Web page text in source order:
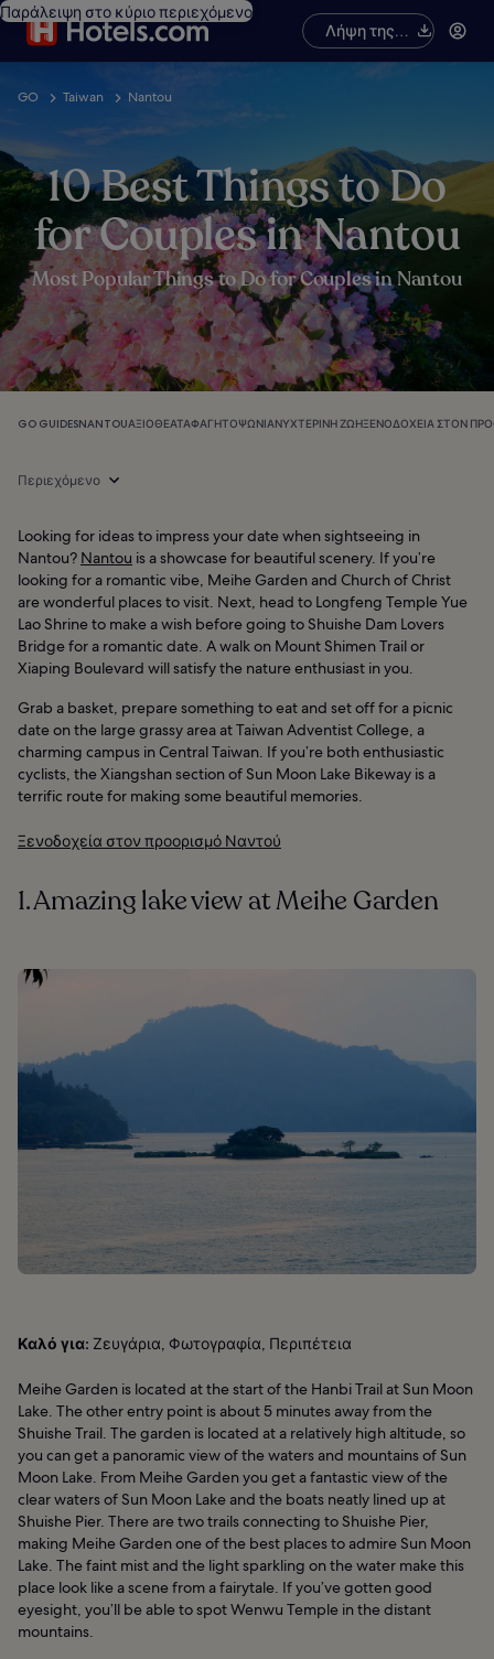
Παράλειψη στο κύριο περιεχόμενο
Λήψη της
εφαρμογής
GO Taiwan Nantou
10 Best Things to Do
for Couples in Nantou
Most Popular Things to Do for Couples in Nantou
GO GUIDESNANTOUΑΞΙΟΘΈΑΤΑΦΑΓΗΤΌΨΏΝΙΑΝΥΧΤΕΡΙΝΉ ΖΩΉΞΕΝΟΔΟΧΕΊΑ ΣΤΟΝ
Περιεχόμενο
Looking for ideas to impress your date when sightseeing in
Nantou? Nantou is a showcase for beautiful scenery. If you’re
looking for a romantic vibe, Meihe Garden and Church of Christ
are wonderful places to visit. Next, head to Longfeng Temple Yue
Lao Shrine to make a wish before going to Shuishe Dam Lovers
Bridge for a romantic date. A walk on Mount Shimen Trail or
Xiaping Boulevard will satisfy the nature enthusiast in you.
Grab a basket, prepare something to eat and set off for a picnic
date on the large grassy area at Taiwan Adventist College, a
charming campus in Central Taiwan. If you’re both enthusiastic
cyclists, the Xiangshan section of Sun Moon Lake Bikeway is a
terrific route for making some beautiful memories.
Ξενοδοχεία στον προορισμό Ναντού
1. Amazing lake view at Meihe Garden
Καλό για: Ζευγάρια, Φωτογραφία, Περιπέτεια
Meihe Garden is located at the start of the Hanbi Trail at Sun Moon
Lake. The other entry point is about 5 minutes away from the
Shuishe Trail. The garden is located at a relatively high altitude, so
you can get a panoramic view of the waters and mountains of Sun
Moon Lake. From Meihe Garden you get a fantastic view of the
clear waters of Sun Moon Lake and the boats neatly lined up at
Shuishe Pier. There are two trails connecting to Shuishe Pier,
making Meihe Garden one of the best places to admire Sun Moon
Lake. The faint mist and the light sparkling on the water make this
place look like a scene from a fairytale. If you’ve gotten good
eyesight, you’ll be able to spot Wenwu Temple in the distant
mountains.